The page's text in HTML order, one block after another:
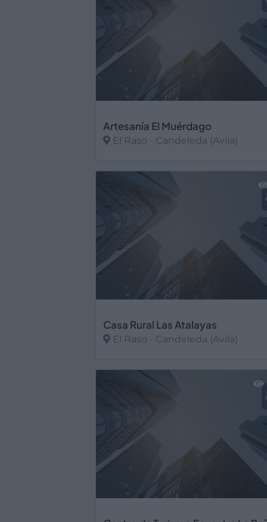
Artesanía El Muérdago
El Raso - Candeleda (Avila)
Casa Rural Las Atalayas
El Raso - Candeleda (Avila)